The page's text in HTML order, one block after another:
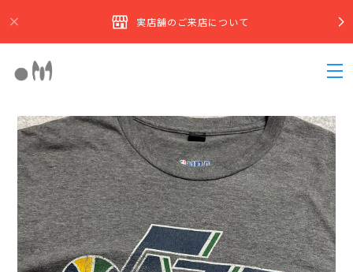
実店舗のご来店について